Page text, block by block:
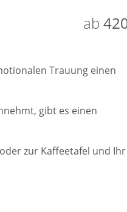
ab
Trauung einen
gibt es einen
zur Kaffeetafel und Ihr